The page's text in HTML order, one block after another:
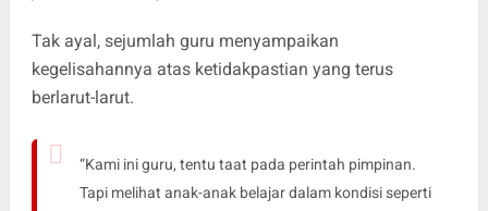
Tak ayal, sejumlah guru menyampaikan
kegelisahannya atas ketidakpastian yang terus
berlarut-larut.
“Kami ini guru, tentu taat pada perintah pimpinan.
Tapi melihat anak-anak belajar dalam kondisi seperti